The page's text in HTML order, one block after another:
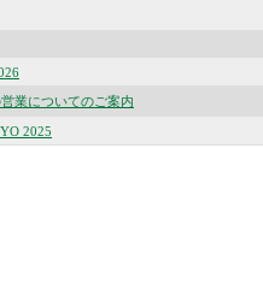
業についてのご案内
2025